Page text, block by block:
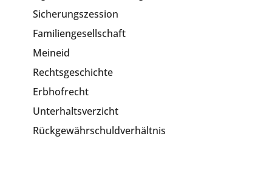
Sicherungszession
Familiengesellschaft
Meineid
Rechtsgeschichte
Erbhofrecht
Unterhaltsverzicht
Rückgewährschuldverhältnis